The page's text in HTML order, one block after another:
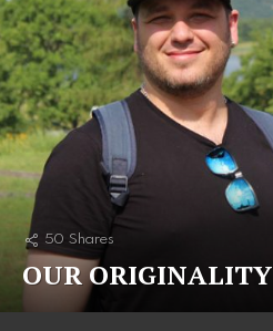
50 Shares
OUR ORIGINALITY